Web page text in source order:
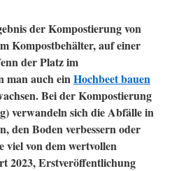
der Kompostierung von
Kompostbehälter, auf einer
der Platz im
man auch einHochbeet bauen
Bei der Kompostierung
verwandeln sich die Abfälle in
den Boden verbessern oder
viel von dem wertvollen
2023, Erstveröffentlichung